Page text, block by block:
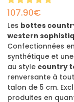
107.90€
Les bottes
western
Confectionnées en
synthétique et
au style country
renversante à
talon de 5 cm.
produites en